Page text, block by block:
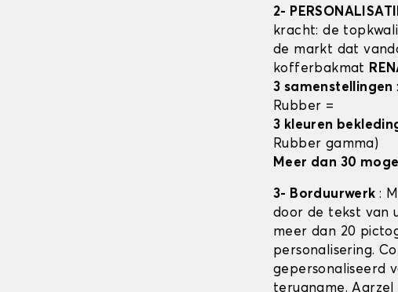
2-
kracht: de
de markt dat
kofferbakmat
3 samenstellingen
Rubber =
3 kleuren
Rubber gamma)
Meer dan 30
3- Borduurwerk :
door de tekst van
meer dan 20
personalisering.
gepersonaliseerd
terugname.